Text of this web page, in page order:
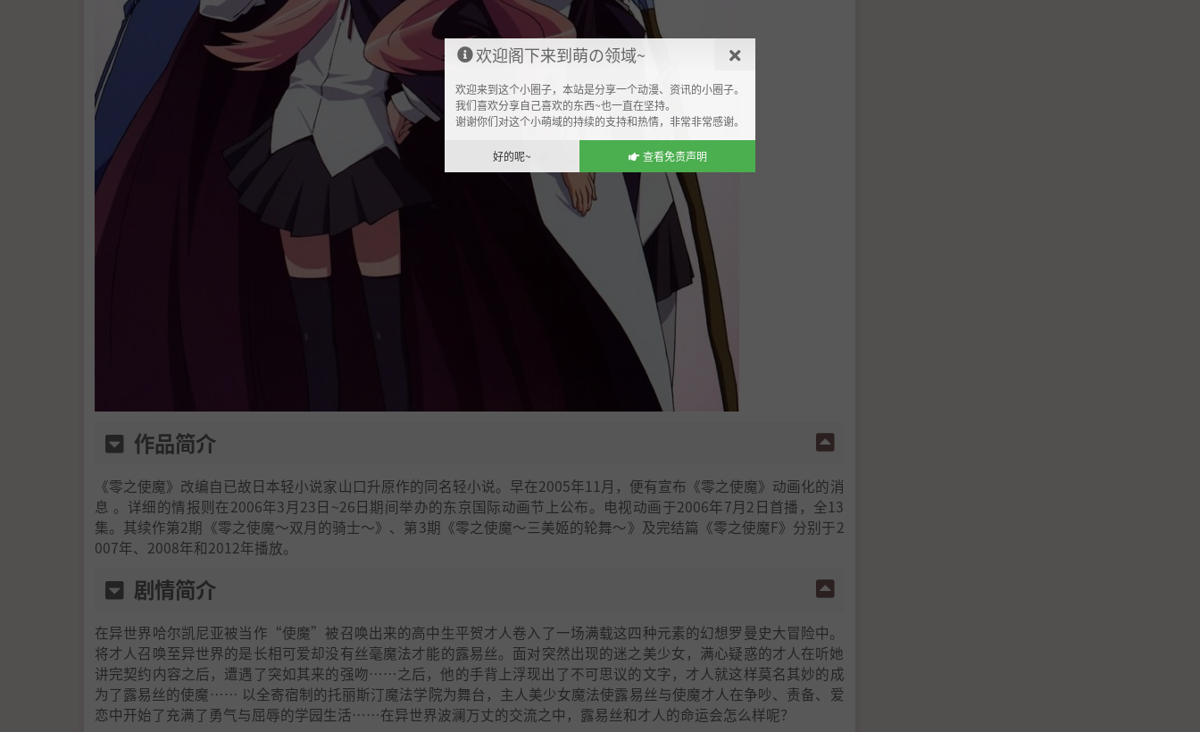
作品简介
《零之使魔》改编自已故日本轻小说家山口升原作的同名轻小说。早在2005年11月，便有宣布《零之使魔》动画化的消
息 。详细的情报则在2006年3月23日~26日期间举办的东京国际动画节上公布。电视动画于2006年7月2日首播，全13
集。其续作第2期《零之使魔～双月的骑士～》、第3期《零之使魔～三美姬的轮舞～》及完结篇《零之使魔F》分别于2
007年、2008年和2012年播放。
剧情简介
在异世界哈尔凯尼亚被当作“使魔”被召唤出来的高中生平贺才人卷入了一场满载这四种元素的幻想罗曼史大冒险中。
将才人召唤至异世界的是长相可爱却没有丝毫魔法才能的露易丝。面对突然出现的迷之美少女，满心疑惑的才人在听她
讲完契约内容之后，遭遇了突如其来的强吻……之后，他的手背上浮现出了不可思议的文字，才人就这样莫名其妙的成
为了露易丝的使魔…… 以全寄宿制的托丽斯汀魔法学院为舞台，主人美少女魔法使露易丝与使魔才人在争吵、责备、爱
恋中开始了充满了勇气与屈辱的学园生活……在异世界波澜万丈的交流之中，露易丝和才人的命运会怎么样呢？
欢迎阁下来到萌の领域~
欢迎来到这个小圈子，本站是分享一个动漫、资讯的小圈子。
我们喜欢分享自己喜欢的东西~也一直在坚持。
谢谢你们对这个小萌域的持续的支持和热情，非常非常感谢。
好的呢~ 查看免责声明